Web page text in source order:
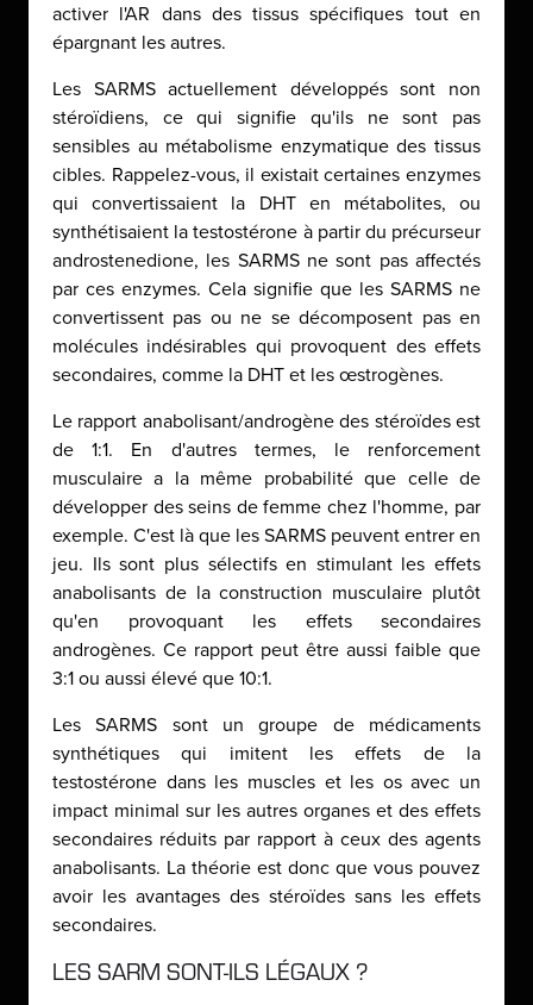
activer l'AR dans des tissus spécifiques tout en
épargnant les autres.
Les SARMS actuellement développés sont non
stéroïdiens, ce qui signifie qu'ils ne sont pas
sensibles au métabolisme enzymatique des tissus
cibles. Rappelez-vous, il existait certaines enzymes
qui convertissaient la DHT en métabolites, ou
synthétisaient la testostérone à partir du précurseur
androstenedione, les SARMS ne sont pas affectés
par ces enzymes. Cela signifie que les SARMS ne
convertissent pas ou ne se décomposent pas en
molécules indésirables qui provoquent des effets
secondaires, comme la DHT et les œstrogènes.
Le rapport anabolisant/androgène des stéroïdes est
de 1:1. En d'autres termes, le renforcement
musculaire a la même probabilité que celle de
développer des seins de femme chez l'homme, par
exemple. C'est là que les SARMS peuvent entrer en
jeu. Ils sont plus sélectifs en stimulant les effets
anabolisants de la construction musculaire plutôt
qu'en provoquant les effets secondaires
androgènes. Ce rapport peut être aussi faible que
3:1 ou aussi élevé que 10:1.
Les SARMS sont un groupe de médicaments
synthétiques qui imitent les effets de la
testostérone dans les muscles et les os avec un
impact minimal sur les autres organes et des effets
secondaires réduits par rapport à ceux des agents
anabolisants. La théorie est donc que vous pouvez
avoir les avantages des stéroïdes sans les effets
secondaires.
LES SARM SONT-ILS LÉGAUX ?